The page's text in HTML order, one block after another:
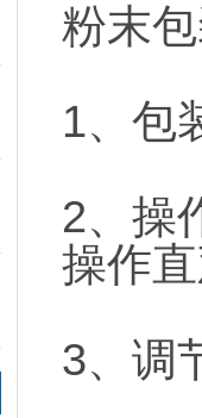
粉末
1、包
2、操
操作
3、调